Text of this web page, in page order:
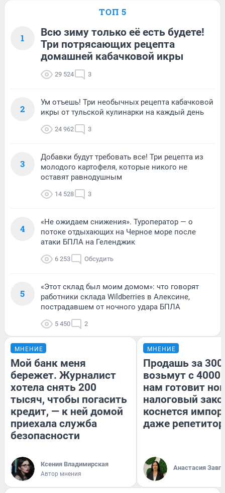
ТОП 5
1
Всю зиму только её есть будете!
Три потрясающих рецепта
домашней кабачковой икры
29 524 3
2
Ум отъешь! Три необычных рецепта кабачковой
икры от тульской кулинарки на каждый день
24 962 3
3
Добавки будут требовать все! Три рецепта из
молодого картофеля, которые никого не
оставят равнодушным
14 528 3
4
«Не ожидаем снижения». Туроператор — о
потоке отдыхающих на Черное море после
атаки БПЛА на Геленджик
6 253 Обсудить
5
«Этот склад был моим домом»: что говорят
работники склада Wildberries в Алексине,
пострадавшем от ночного удара БПЛА
5 450 2
МНЕНИЕ
Мой банк меня
бережет. Журналист
хотела снять 200
тысяч, чтобы погасить
кредит, — к ней домой
приехала служба
безопасности
Ксения Владимирская
Автор мнения
МНЕНИЕ
Продашь за
возьмут с
нам готовит
налоговый
коснется
даже
Анастасия